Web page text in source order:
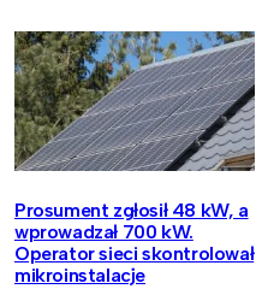
Prosument zgłosił 48 kW, a
wprowadzał 700 kW.
Operator sieci skontrolował
mikroinstalacje